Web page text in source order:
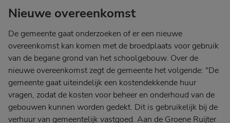
Nieuwe overeenkomst
De gemeente gaat onderzoeken of er een nieuwe
overeenkomst kan komen met de broedplaats voor gebruik
van de begane grond van het schoolgebouw. Over de
nieuwe overeenkomst zegt de gemeente het volgende: "De
gemeente gaat uiteindelijk een kostendekkende huur
vragen, zodat de kosten voor beheer en onderhoud van de
gebouwen kunnen worden gedekt. Dit is gebruikelijk bij de
verhuur van gemeentelijk vastgoed. Aan de Groene Ruijter